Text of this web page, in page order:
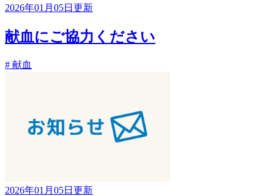
2026年01月05日更新
献血にご協力ください
# 献血
2026年01月05日更新